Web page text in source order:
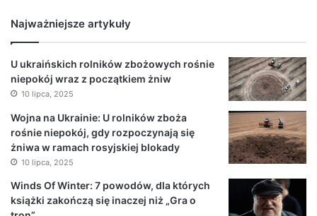
Najważniejsze artykuły
U ukraińskich rolników zbożowych rośnie
niepokój wraz z początkiem żniw
10 lipca, 2025
Wojna na Ukrainie: U rolników zboża
rośnie niepokój, gdy rozpoczynają się
żniwa w ramach rosyjskiej blokady
10 lipca, 2025
Winds Of Winter: 7 powodów, dla których
książki zakończą się inaczej niż „Gra o